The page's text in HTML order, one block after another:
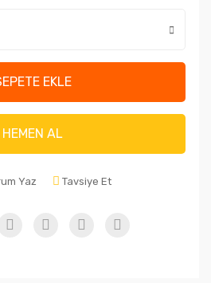
EKLE
HEMEN AL
Yaz Tavsiye Et